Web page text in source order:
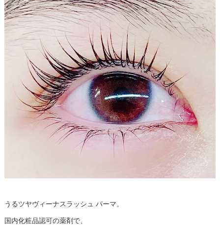
うるツヤヴィーナスラッシュ パーマ。
国内化粧品認可の薬剤で、